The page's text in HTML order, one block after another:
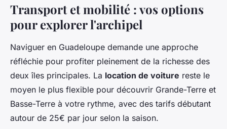
Transport et mobilité : vos options
pour explorer l'archipel
Naviguer en Guadeloupe demande une approche
réfléchie pour profiter pleinement de la richesse des
deux îles principales. La location de voiture reste le
moyen le plus flexible pour découvrir Grande-Terre et
Basse-Terre à votre rythme, avec des tarifs débutant
autour de 25€ par jour selon la saison.